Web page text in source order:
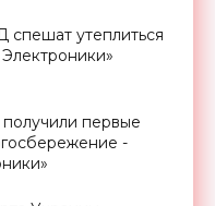
утеплиться
первые
-